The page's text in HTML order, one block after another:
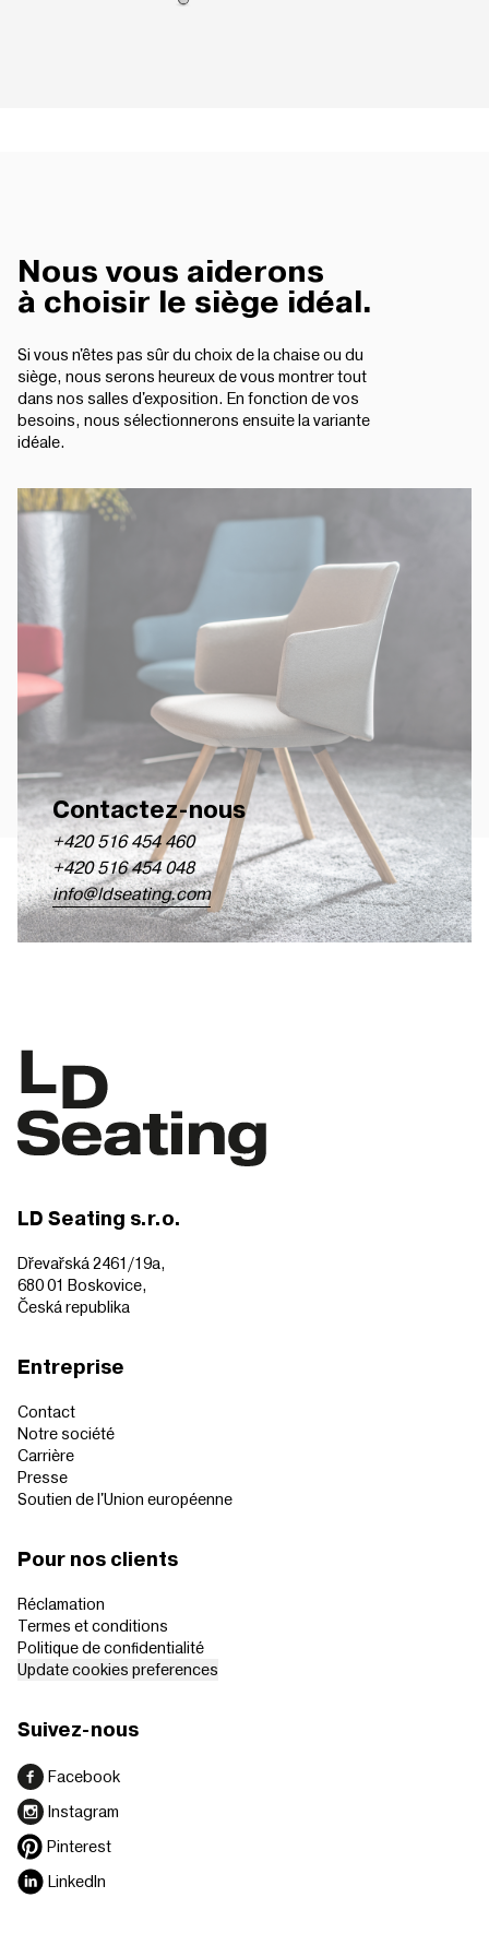
Nous vous aiderons
à choisir le siège idéal.
Si vous n'êtes pas sûr du choix de la chaise ou du
siège, nous serons heureux de vous montrer tout
dans nos salles d'exposition. En fonction de vos
besoins, nous sélectionnerons ensuite la variante
idéale.
Contactez-nous
+420 516 454 460
+420 516 454 048
info@ldseating.com
LD Seating s.r.o.
Dřevařská 2461/19a,
680 01 Boskovice,
Česká republika
Entreprise
Contact
Notre société
Carrière
Presse
Soutien de l'Union européenne
Pour nos clients
Réclamation
Termes et conditions
Politique de confidentialité
Update cookies preferences
Suivez-nous
Facebook
Instagram
Pinterest
LinkedIn